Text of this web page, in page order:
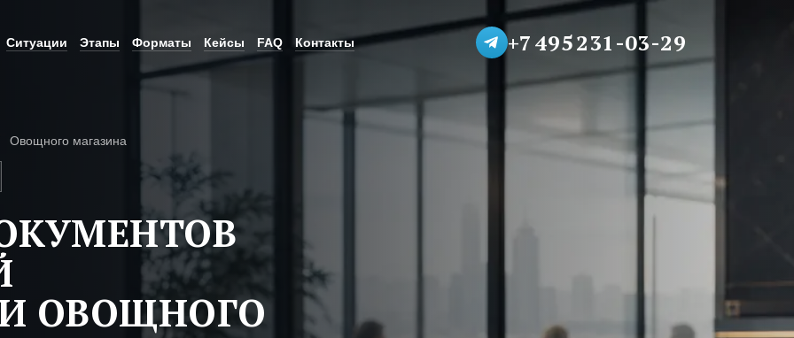
Ситуации Этапы Форматы Кейсы FAQ Контакты +7 495 231-03-29
Овощного магазина
ОВОЩНОГО